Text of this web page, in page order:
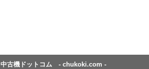
中古機ドットコム - chukoki.com -